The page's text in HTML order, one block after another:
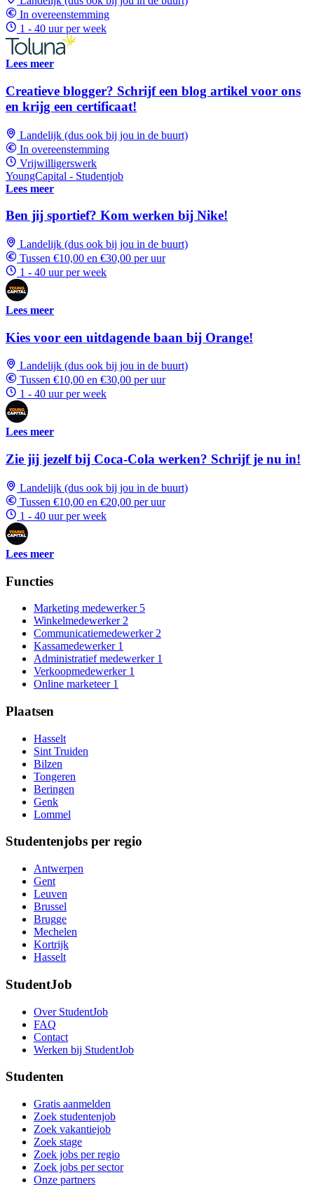
In overeenstemming
1 - 40 uur per week
Lees meer
Creatieve blogger? Schrijf een blog artikel voor ons
en krijg een certificaat!
Landelijk (dus ook bij jou in de buurt)
In overeenstemming
Vrijwilligerswerk
YoungCapital - Studentjob
Lees meer
Ben jij sportief? Kom werken bij Nike!
Landelijk (dus ook bij jou in de buurt)
Tussen €10,00 en €30,00 per uur
1 - 40 uur per week
Lees meer
Kies voor een uitdagende baan bij Orange!
Landelijk (dus ook bij jou in de buurt)
Tussen €10,00 en €30,00 per uur
1 - 40 uur per week
Lees meer
Zie jij jezelf bij Coca-Cola werken? Schrijf je nu in!
Landelijk (dus ook bij jou in de buurt)
Tussen €10,00 en €20,00 per uur
1 - 40 uur per week
Lees meer
Functies
Marketing medewerker 5
Winkelmedewerker 2
Communicatiemedewerker 2
Kassamedewerker 1
Administratief medewerker 1
Verkoopmedewerker 1
Online marketeer 1
Plaatsen
Hasselt
Sint Truiden
Bilzen
Tongeren
Beringen
Genk
Lommel
Studentenjobs per regio
Antwerpen
Gent
Leuven
Brussel
Brugge
Mechelen
Kortrijk
Hasselt
StudentJob
Over StudentJob
FAQ
Contact
Werken bij StudentJob
Studenten
Gratis aanmelden
Zoek studentenjob
Zoek vakantiejob
Zoek stage
Zoek jobs per regio
Zoek jobs per sector
Onze partners